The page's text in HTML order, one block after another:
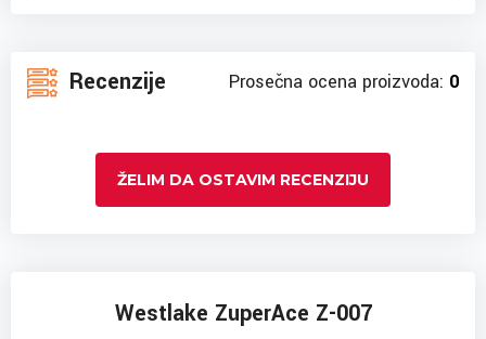
Recenzije Prosečna ocena proizvoda: 0
ŽELIM DA OSTAVIM RECENZIJU
Westlake ZuperAce Z-007